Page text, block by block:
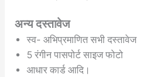
अन्य दस्तावेज
स्व- अभिप्रमाणित सभी दस्तावेज
5 रंगीन पासपोर्ट साइज फोटो
आधार कार्ड आदि।